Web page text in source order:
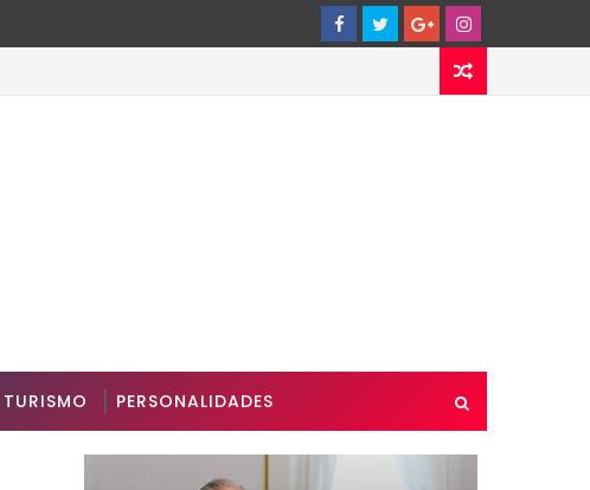
TURISMO PERSONALIDADES